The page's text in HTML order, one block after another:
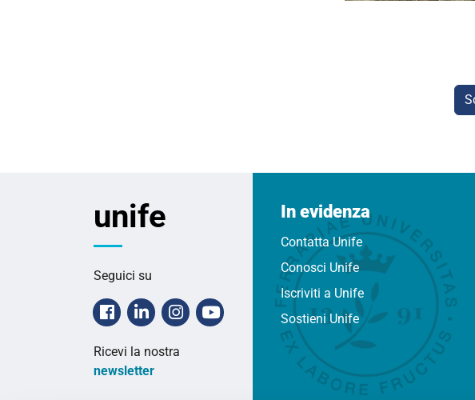
unife
Seguici su
Facebook
LinkedinInstagramYoutube
Ricevi la nostra
newsletter
In evidenza
Contatta Unife
Conosci Unife
Iscriviti a Unife
Sostieni Unife